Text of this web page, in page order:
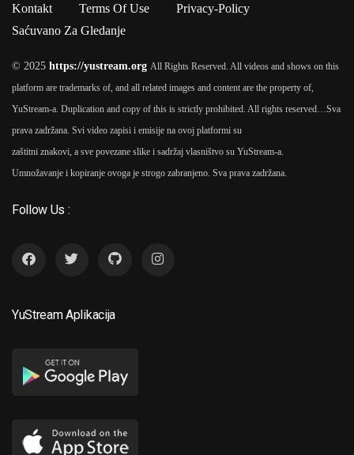
Kontakt Terms Of Use
Privacy-Policy
Saćuvano Za Gledanje
© 2025 https://yustream.org All Rights Reserved. All videos and shows on this
platform are trademarks of, and all related images and content are the property of,
YuStream-a. Duplication and copy of this is strictly prohibited. All rights reserved… Sva
prava zadržana. Svi video zapisi i emisije na ovoj platformi su
zaštitni znakovi, a sve povezane slike i sadržaj vlasništvo su YuStream-a.
Umnožavanje i kopiranje ovoga je strogo zabranjeno. Sva prava zadržana.
Follow Us :
YuStream Aplikacija